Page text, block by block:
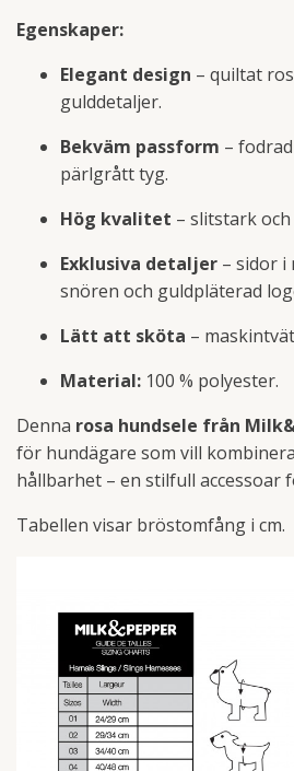
Egenskaper:
Elegant design – quiltat
gulddetaljer.
Bekväm passform –
pärlgrått tyg.
Hög kvalitet – slitstark
Exklusiva detaljer – sidor i
snören och guldpläterad
Lätt att sköta –
Material: 100 % polyester.
Denna rosa hundsele från
för hundägare som vill
hållbarhet – en stilfull accessoar
Tabellen visar bröstomfång i cm.